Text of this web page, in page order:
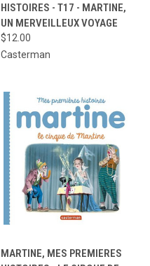
HISTOIRES - T17 - MARTINE,
UN MERVEILLEUX VOYAGE
$12.00
Casterman
MARTINE, MES PREMIERES